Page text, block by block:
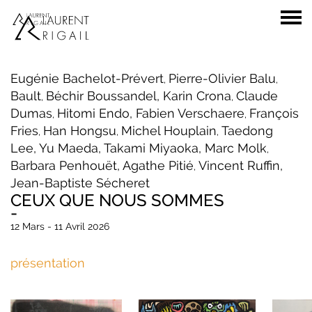
Eugénie Bachelot-Prévert, Pierre-Olivier Balu,
Bault, Béchir Boussandel, Karin Crona, Claude
Dumas, Hitomi Endo, Fabien Verschaere, François
Fries, Han Hongsu, Michel Houplain, Taedong
Lee, Yu Maeda, Takami Miyaoka, Marc Molk,
Barbara Penhouët, Agathe Pitié, Vincent Ruffin,
Jean-Baptiste Sécheret
CEUX QUE NOUS SOMMES
-
12 Mars - 11 Avril 2026
présentation